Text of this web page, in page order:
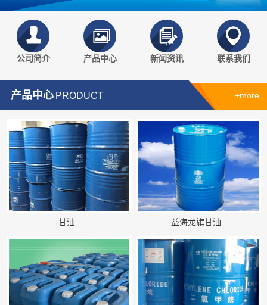
公司简介 产品中心 新闻资讯 联系我们
产品中心 PRODUCT +more
甘油 益海龙旗甘油